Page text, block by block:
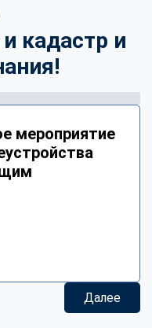
кадастр и
мероприятие
Далее